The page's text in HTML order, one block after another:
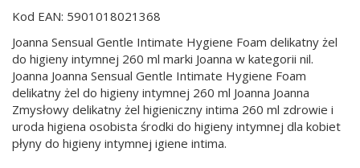
Kod EAN: 5901018021368
Joanna Sensual Gentle Intimate Hygiene Foam delikatny żel
do higieny intymnej 260 ml marki Joanna w kategorii nil.
Joanna Joanna Sensual Gentle Intimate Hygiene Foam
delikatny żel do higieny intymnej 260 ml Joanna Joanna
Zmysłowy delikatny żel higieniczny intima 260 ml zdrowie i
uroda higiena osobista środki do higieny intymnej dla kobiet
płyny do higieny intymnej igiene intima.